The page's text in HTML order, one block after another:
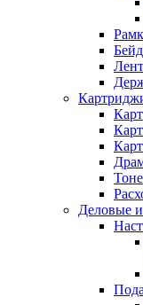
Деловые